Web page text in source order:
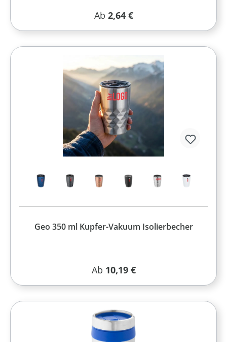
Regulärer Preis:
Ab 2,64 €
Geo 350 ml Kupfer-Vakuum Isolierbecher
Regulärer Preis:
Ab 10,19 €